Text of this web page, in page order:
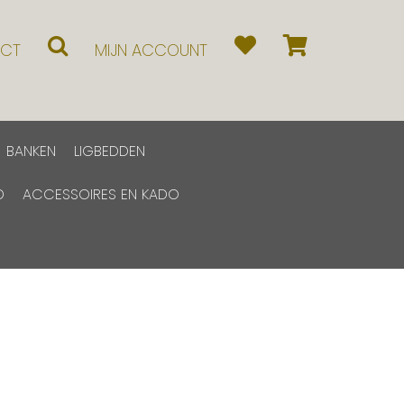
MIJN ACCOUNT
BANKEN LIGBEDDEN
ACCESSOIRES EN KADO